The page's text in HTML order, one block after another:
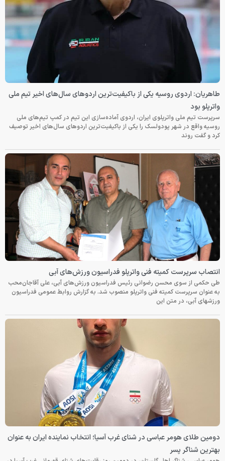
طاهریان: اردوی روسیه یکی از باکیفیت‌ترین اردوهای سال‌های اخیر تیم ملی
واترپلو بود
سرپرست تیم ملی واترپلوی ایران، اردوی آماده‌سازی این تیم در کمپ تیم‌های ملی
روسیه واقع در شهر پودولسک را یکی از باکیفیت‌ترین اردوهای سال‌های اخیر توصیف
کرد و گفت روند
انتصاب سرپرست کمیته فنی واترپلو فدراسیون ورزش‌های آبی
طی حکمی از سوی محسن رضوانی رئیس فدراسیون ورزش‌های آبی، علی آقاجان‌محب
به عنوان سرپرست کمیته فنی واترپلو منصوب شد. به گزارش روابط عمومی فدراسیون
ورزشهای آبی، در متن این
دومین طلای هومر عباسی در شنای غرب آسیا؛ انتخاب نماینده ایران به عنوان
بهترین شناگر پسر